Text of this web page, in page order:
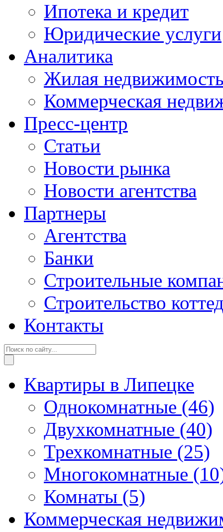
Ипотека и кредит
Юридические услуги
Аналитика
Жилая
Коммерческая
Пресс-центр
Статьи
Новости рынка
Новости агентства
Партнеры
Агентства
Банки
Строительные
Строительство
Контакты
Квартиры в Липецке
Однокомнатные (46)
Двухкомнатные (40)
Трехкомнатные (25)
Многокомнатные
Комнаты (5)
Коммерческая